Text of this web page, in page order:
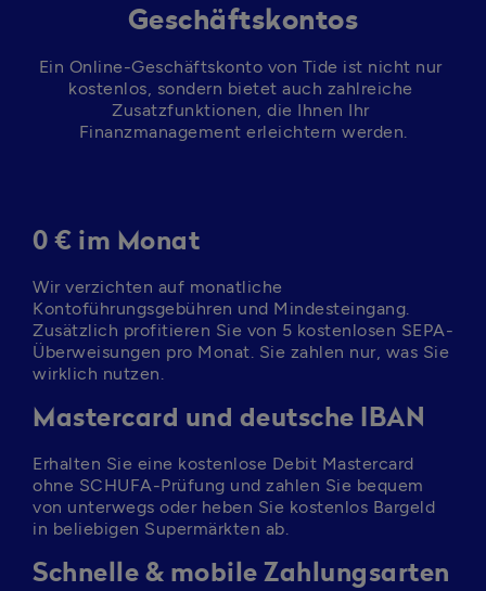
Geschäftskontos
Ein Online-Geschäftskonto von Tide ist nicht nur
kostenlos, sondern bietet auch zahlreiche
Zusatzfunktionen, die Ihnen Ihr
Finanzmanagement erleichtern werden.
0 € im Monat
Wir verzichten auf monatliche
Kontoführungsgebühren und Mindesteingang.
Zusätzlich profitieren Sie von 5 kostenlosen SEPA-
Überweisungen pro Monat. Sie zahlen nur, was Sie
wirklich nutzen.
Mastercard und deutsche IBAN
Erhalten Sie eine kostenlose Debit Mastercard
ohne SCHUFA-Prüfung und zahlen Sie bequem
von unterwegs oder heben Sie kostenlos Bargeld
in beliebigen Supermärkten ab.
Schnelle & mobile Zahlungsarten